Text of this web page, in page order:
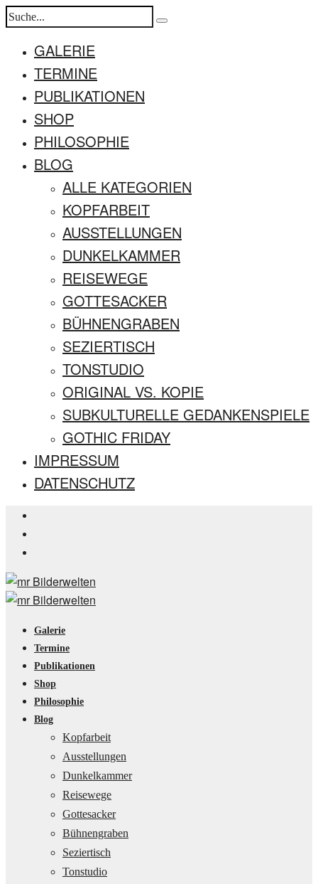
GALERIE
TERMINE
PUBLIKATIONEN
SHOP
PHILOSOPHIE
BLOG
ALLE KATEGORIEN
KOPFARBEIT
AUSSTELLUNGEN
DUNKELKAMMER
REISEWEGE
GOTTESACKER
BÜHNENGRABEN
SEZIERTISCH
TONSTUDIO
ORIGINAL VS. KOPIE
SUBKULTURELLE GEDANKENSPIELE
GOTHIC FRIDAY
IMPRESSUM
DATENSCHUTZ
Galerie
Termine
Publikationen
Shop
Philosophie
Blog
Kopfarbeit
Ausstellungen
Dunkelkammer
Reisewege
Gottesacker
Bühnengraben
Seziertisch
Tonstudio